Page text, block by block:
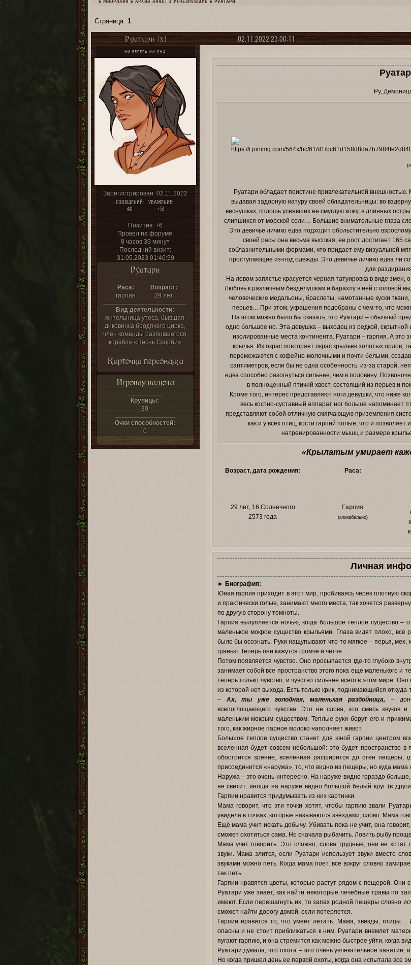
» МИОРЛАЙН » ­АРХИВ АНКЕТ » ИСЧЕЗНУВШИЕ » РУАТАРИ
Страница:1
02.11.2022 23:00:11
Руатари [X]
НИ БЕРЕГА НИ ДНА
Зарегистрирован: 02.11.2022
СООБЩЕНИЙ:
40
УВАЖЕНИЕ:
+13
Позитив: +6
Провел на форуме:
8 часов 39 минут
Последний визит:
31.05.2023 01:46:59
Руатари
Раса:
гарпия
Возраст:
29 лет
Вид деятельности:
жительница утеса, бывшая
диковинка бродячего цирка,
член команды разбившегося
корабля «Песнь Скорби»
Карточка персонажа
Игровая валюта
Крупицы:
30
Очки способностей:
0
Ру,
Руатари обладает поистине привлекательной
выдавая задорную натуру своей обладательницы: во
веснушках, сплошь усеявших ее смуглую кожу, в длинных
слипшихся от морской соли… Большие внимательные глаза
Это девичье личико едва подходит обольстительно
своей расы она весьма высокая, ее рост достигает 165
соблазнительными формами, что придает ему визуальной
проступающие из-под одежды. Это девичье личико едва ли
для
На левом запястье красуется черная татуировка в виде
Любовь к различным безделушкам и барахлу в ней с головой
человеческие медальоны, браслеты, намотанные куски
перьев… При этом, украшения подобраны с чем-то, что
На этом можно было бы сказать, что Руатари – обычный
одно большое но. Эта девушка – выходец из редкой,
изолированные места континента. Руатари – гарпия. А это
крылья. Их окрас повторяет окрас крыльев золотых орлов,
перемежаются с кофейно-молочными и почти белыми,
сантиметров, если бы не одна особенность: из-за старой,
едва способно разогнуться сильнее, чем в половину.
в полноценный птичий хвост, состоящий из перьев и
Кроме того, интерес представляют ноги девушки, что ниже
весь костно-суставный аппарат ног больше напоминает
представляют собой отличную смягчающую приземления
как и у всех птиц, кости гарпий полые, что и
натренированности мышц и размере
«Крылатым умирает
Возраст, дата рождения: Раса:
29 лет, 16 Солнечного
2573 года
Гарпия
(кликабельно)
Личная
► Биография:
Юная гарпия приходит в этот мир, пробиваясь через плотную
и практически голые, занимают много места, так хочется
по другую сторону темноты.
Гарпия вылупляется ночью, когда большое теплое существо –
маленькое мокрое существо крыльями. Глаза видят плохо, всё
было бы осознать. Руки нащупывают что-то мягкое – перья, мех,
гранью. Теперь они кажутся громче и четче.
Потом появляется чувство. Оно просыпается где-то глубоко
занимает собой все пространство этого пока еще маленького и
теперь только чувство, и чувство сильнее всего в этом мире.
из которой нет выхода. Есть только крик, поднимающийся откуда-
– Ах, ты уже голодная, маленькая разбойница, –
всепоглощающего чувства. Это не слова, это смесь звуков
маленьким мокрым существом. Теплые руки берут его и
того, как жирное парное молоко наполняет живот.
Большое теплое существо станет для юной гарпии центром
вселенная будет совсем небольшой: это будет пространство в
обострится зрение, вселенная расширится до стен пещеры,
присоединится «наружа», то, что видно из пещеры, но куда мама
Наружа – это очень интересно. На наруже видно гораздо больше,
не светит, иногда на наруже видно большой белый круг (в
Гарпии нравится придумывать из них картинки.
Мама говорит, что эти точки хотят, чтобы гарпию звали
увидела в точках, которые называются звёздами, слово. Мама
Ещё мама учит искать добычу. Убивать пока не учит, она
сможет охотиться сама. Но сначала рыбачить. Ловить рыбу проще.
Мама учит говорить. Это сложно, слова трудные, они не
звуки. Мама злится, если Руатари использует звуки вместо
звуками можно петь. Когда мама поет, все вокруг словно
так петь.
Гарпии нравятся цветы, которые растут рядом с пещерой. Они
Руатари уже знает, как найти некоторые лечебные травы по
имеют. Если перешагнуть их, то запах родной пещеры словно
сможет найти дорогу домой, если потеряется.
Гарпии нравится то, что умеет летать. Мама, звезды,
опасны и не стоит приближаться к ним. Руатари внемлет
пугают гарпию, и она стремится как можно быстрее уйти, когда
Руатари думала, что охота – это очень увлекательное
Но когда пришел день ее первой охоты, когда она испытала все